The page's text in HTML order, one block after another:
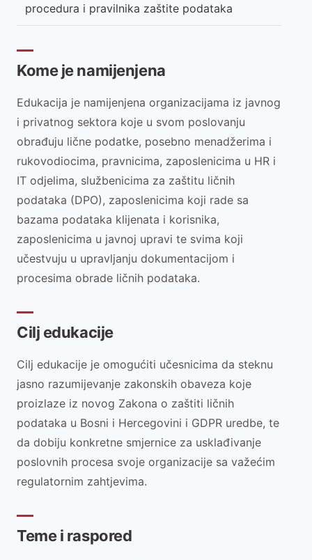
procedura i pravilnika zaštite podataka
Kome je namijenjena
Edukacija je namijenjena organizacijama iz javnog
i privatnog sektora koje u svom poslovanju
obrađuju lične podatke, posebno menadžerima i
rukovodiocima, pravnicima, zaposlenicima u HR i
IT odjelima, službenicima za zaštitu ličnih
podataka (DPO), zaposlenicima koji rade sa
bazama podataka klijenata i korisnika,
zaposlenicima u javnoj upravi te svima koji
učestvuju u upravljanju dokumentacijom i
procesima obrade ličnih podataka.
Cilj edukacije
Cilj edukacije je omogućiti učesnicima da steknu
jasno razumijevanje zakonskih obaveza koje
proizlaze iz novog Zakona o zaštiti ličnih
podataka u Bosni i Hercegovini i GDPR uredbe, te
da dobiju konkretne smjernice za usklađivanje
poslovnih procesa svoje organizacije sa važećim
regulatornim zahtjevima.
Teme i raspored